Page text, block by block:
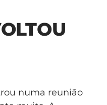
numa reunião